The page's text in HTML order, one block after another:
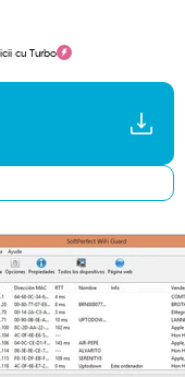
cu Turbo